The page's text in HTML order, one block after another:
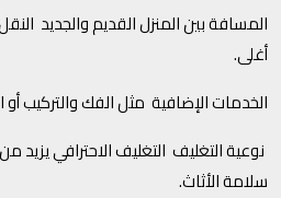
المسافة بين المنزل القديم والجديد
أغلى.
الخدمات الإضافية مثل الفك والتركيب أو
نوعية التغليف التغليف الاحترافي يزيد
سلامة الأثاث.